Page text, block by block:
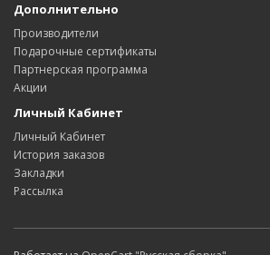
Дополнительно
Производители
Подарочные сертификаты
Партнерская программа
Акции
Личный Кабинет
Личный Кабинет
История заказов
Закладки
Рассылка